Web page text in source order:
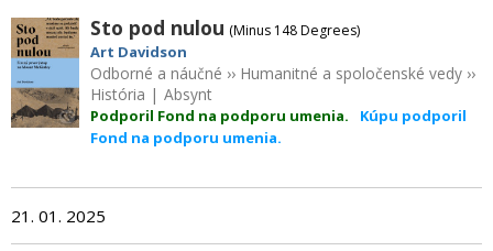
Sto pod nulou (Minus 148 Degrees)
Art Davidson
Odborné a náučné ›› Humanitné a spoločenské vedy››
História | Absynt
Podporil Fond na podporu umenia.
Kúpu podporil
Fond na podporu umenia.
21. 01. 2025